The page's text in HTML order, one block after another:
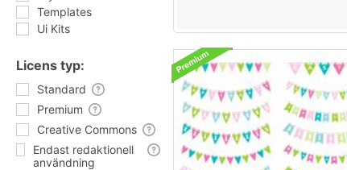
Templates
Ui Kits
Licens typ:
Standard
Premium
Creative Commons
Endast redaktionell
användning